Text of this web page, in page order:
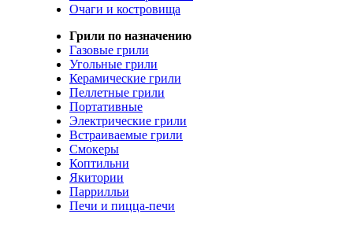
Очаги и костровища
Грили по назначению
Газовые грили
Угольные грили
Керамические грили
Пеллетные грили
Портативные
Электрические грили
Встраиваемые грили
Смокеры
Коптильни
Якитории
Паррилльи
Печи и пицца-печи